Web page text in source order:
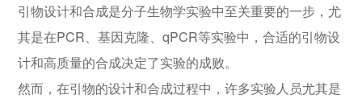
引物设计和合成是分子生物学实验中至关重要的一步，尤
其是在PCR、基因克隆、qPCR等实验中，合适的引物设
计和高质量的合成决定了实验的成败。
然而，在引物的设计和合成过程中，许多实验人员尤其是